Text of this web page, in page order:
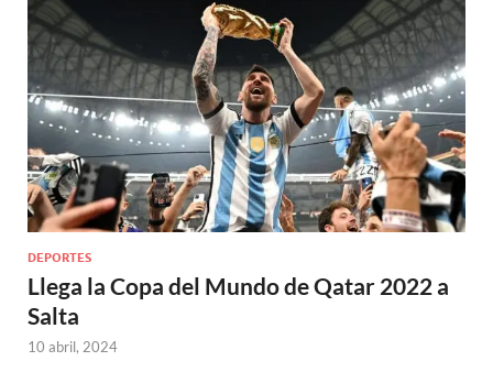
DEPORTES
Llega la Copa del Mundo de Qatar 2022 a
Salta
10 abril, 2024